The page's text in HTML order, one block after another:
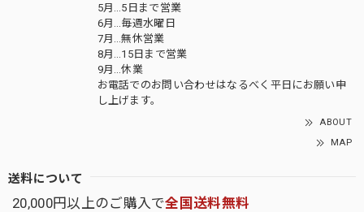
5月…5日まで営業
6月…毎週水曜日
7月…無休営業
8月…15日まで営業
9月…休業
お電話でのお問い合わせはなるべく平日にお願い申
し上げます。
ABOUT
MAP
送料について
20,000円以上のご購入で全国送料無料